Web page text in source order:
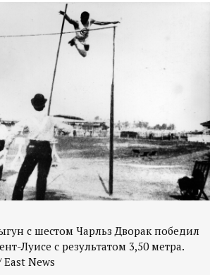
с шестом Чарльз Дворак победил
Луисе с результатом 3,50 метра.
East News